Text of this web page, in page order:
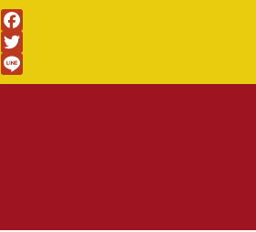
Facebook
Twitter
Line